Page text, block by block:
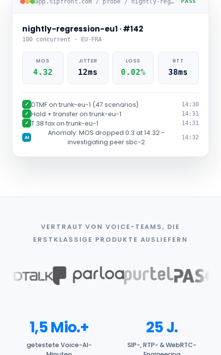
app.sipfront.com / probe / nightly-regression-eu1 PASS
nightly-regression-eu1 · #142
100 concurrent · EU-FRA
MOS
4.32
JITTER
12ms
LOSS
0.02%
RTT
38ms
✓ DTMF on trunk-eu-1 (47 scenarios) 14:30
✓ Hold + transfer on trunk-eu-1 14:31
✓ T.38 fax on trunk-eu-1 14:31
AI
Anomaly: MOS dropped 0.3 at 14:32 -
investigating peer sbc-2
14:32
VERTRAUT VON VOICE-TEAMS, DIE
ERSTKLASSIGE PRODUKTE AUSLIEFERN
1,5 Mio.+
getestete Voice-AI-
25 J.
SIP-, RTP- & WebRTC-